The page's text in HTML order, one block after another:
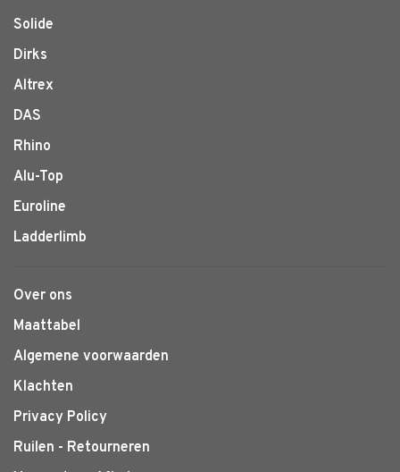
Solide
Dirks
Altrex
DAS
Rhino
Alu-Top
Euroline
Ladderlimb
Over ons
Maattabel
Algemene voorwaarden
Klachten
Privacy Policy
Ruilen - Retourneren